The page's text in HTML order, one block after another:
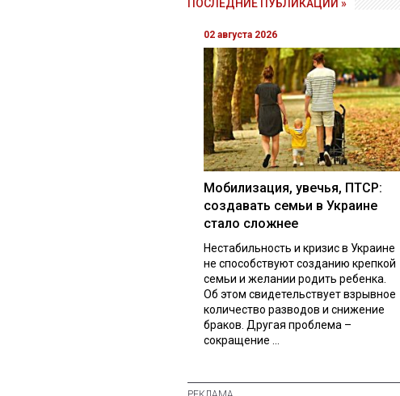
ПОСЛЕДНИЕ ПУБЛИКАЦИИ »
02 августа 2026
Мобилизация, увечья, ПТСР:
создавать семьи в Украине
стало сложнее
Нестабильность и кризис в Украине
не способствуют созданию крепкой
семьи и желании родить ребенка.
Об этом свидетельствует взрывное
количество разводов и снижение
браков. Другая проблема –
сокращение ...